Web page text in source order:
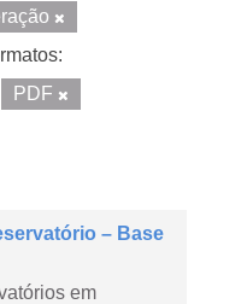
PDF
– Base
em